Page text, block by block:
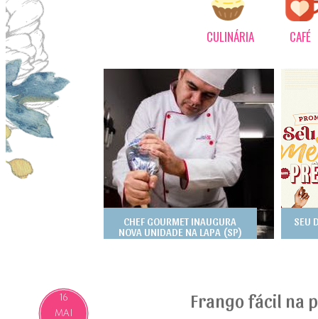
CULINÁRIA CAFÉ
CHEF GOURMET INAUGURA
NOVA UNIDADE NA LAPA (SP)
SEU
16
MAI
Frango fácil na